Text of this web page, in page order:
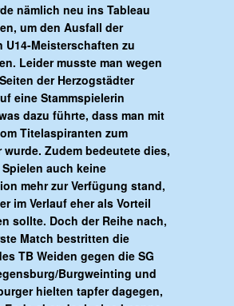
nämlich neu ins Tableau
um den Ausfall der
U14-Meisterschaften zu
Leider musste man wegen
der Herzogstädter
eine Stammspielerin
dazu führte, dass man mit
Titelaspiranten zum
Zudem bedeutete dies,
auch keine
mehr zur Verfügung stand,
im Verlauf eher als Vorteil
sollte. Doch der Reihe nach,
Match bestritten die
TB Weiden gegen die SG
Burgweinting und
hielten tapfer dagegen,